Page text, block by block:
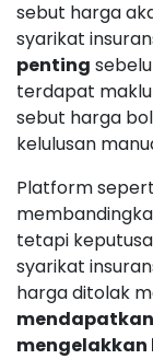
sebut harga
syarikat
penting
terdapat
sebut harga
kelulusan
Platform
tetapi
syarikat
harga ditolak